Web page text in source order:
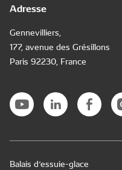
Adresse
Gennevilliers,
177, avenue des Grésillons
Paris 92230, France
Balais d’essuie-glace